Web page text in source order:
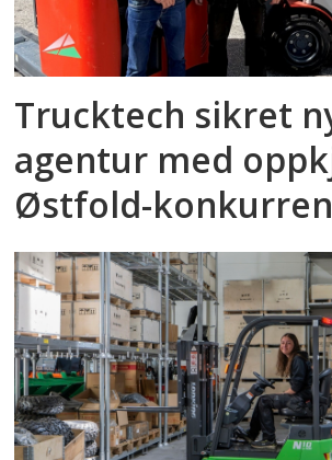
Trucktech sikret
agentur med
Østfold-